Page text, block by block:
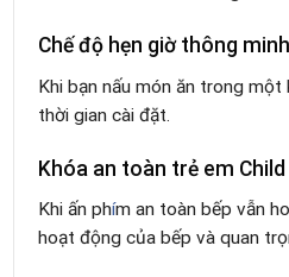
Chế độ hẹn giờ thông
Khi bạn nấu món ăn trong
thời gian cài đặt.
Khóa an toàn trẻ em
Khi ấn phím an toàn bếp vẫn
hoạt động của bếp và quan